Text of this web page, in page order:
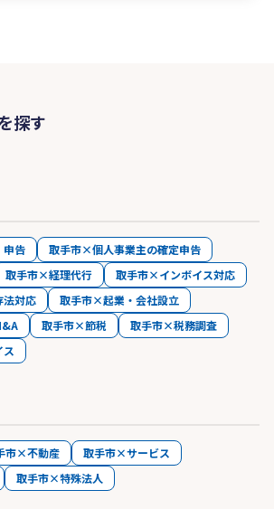
探す
申告
取手市×個人事業主の確定申告
取手市×経理代行
取手市×インボイス対応
対応
取手市×起業・会社設立
取手市×節税
取手市×税務調査
市×不動産
取手市×サービス
取手市×特殊法人